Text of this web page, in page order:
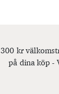
300 kr
på dina köp -